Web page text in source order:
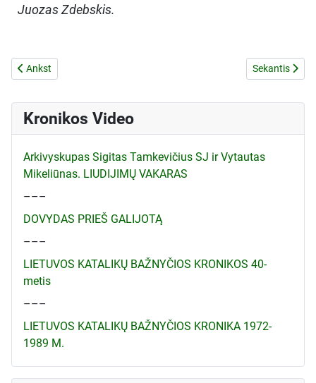
Juozas Zdebskis.
Ankstesnis straipsnis: Popiežiaus Jono Pauliaus II kalba šv.
Ankst Kitas
Sekantis
Kronikos Video
Arkivyskupas Sigitas Tamkevičius SJ ir Vytautas
Mikeliūnas. LIUDIJIMŲ VAKARAS
–––
DOVYDAS PRIEŠ GALIJOTĄ
–––
LIETUVOS KATALIKŲ BAŽNYČIOS KRONIKOS 40-
metis
–––
LIETUVOS KATALIKŲ BAŽNYČIOS KRONIKA 1972-
1989 M.